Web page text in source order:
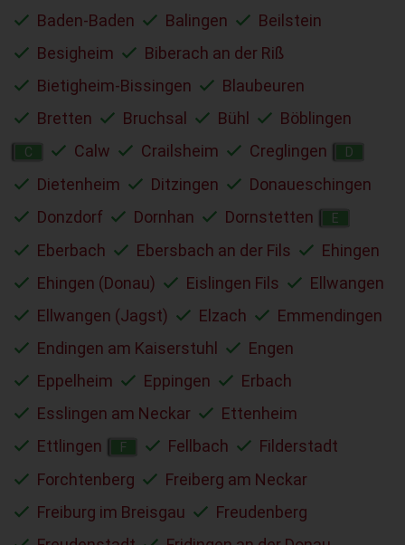
Baden-Baden
Balingen
Beilstein
Besigheim
Biberach an der Riß
Bietigheim-Bissingen
Blaubeuren
Bretten
Bruchsal Bühl Böblingen
C Calw Crailsheim Creglingen D
Dietenheim Ditzingen
Donaueschingen
Donzdorf
Dornhan Dornstetten E
Eberbach Ebersbach an der Fils
Ehingen
Ehingen (Donau)
Eislingen Fils
Ellwangen
Ellwangen (Jagst)
Elzach
Emmendingen
Endingen am Kaiserstuhl
Engen
Eppelheim
Eppingen
Erbach
Esslingen am Neckar
Ettenheim
Ettlingen
F Fellbach
Filderstadt
Forchtenberg
Freiberg am Neckar
Freiburg im Breisgau
Freudenberg